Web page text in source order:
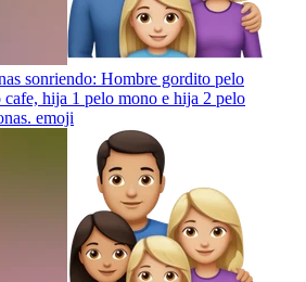
sonriendo: Hombre gordito pelo
hija 1 pelo mono e hija 2 pelo
emoji